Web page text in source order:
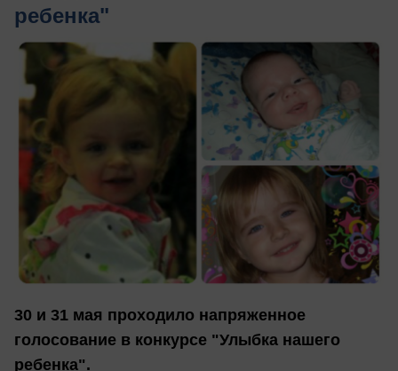
ребенка"
30 и 31 мая проходило напряженное
голосование в конкурсе "Улыбка нашего
ребенка".